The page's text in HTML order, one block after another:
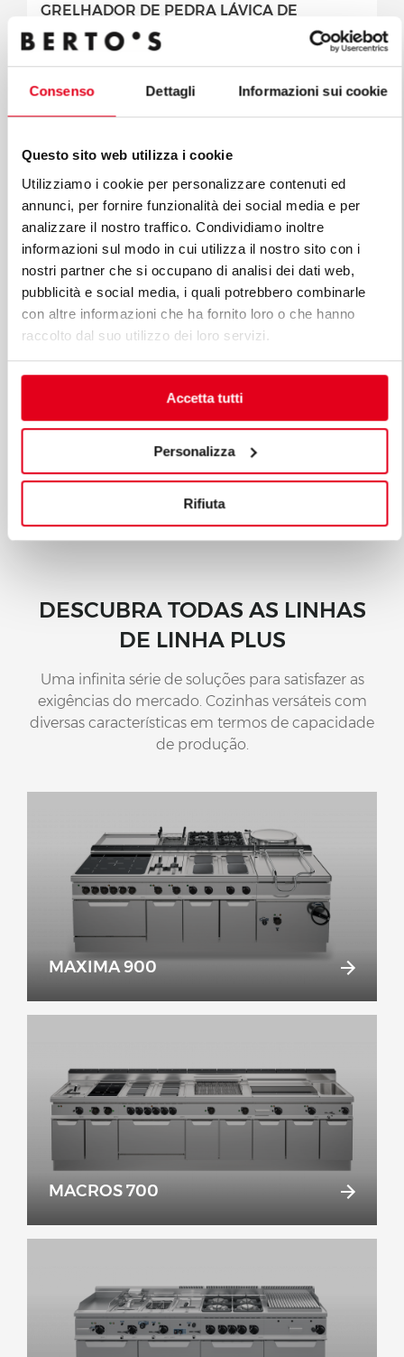
Consenso Dettagli Informazioni sui cookie
Questo sito web utilizza i cookie
Utilizziamo i cookie per personalizzare contenuti ed
annunci, per fornire funzionalità dei social media e per
analizzare il nostro traffico. Condividiamo inoltre
informazioni sul modo in cui utilizza il nostro sito con i
nostri partner che si occupano di analisi dei dati web,
pubblicità e social media, i quali potrebbero combinarle
con altre informazioni che ha fornito loro o che hanno
raccolto dal suo utilizzo dei loro servizi.
Accetta tutti
Personalizza
Rifiuta
GRELHADOR DE PEDRA LÁVICA DE
BANCADA
Mod. PLG80B/G
GRELHADOR DE PEDRA LÁVICA COM
MÓVEL
DESCUBRA TODAS AS LINHAS
DE LINHA PLUS
Uma infinita série de soluções para satisfazer as
exigências do mercado. Cozinhas versáteis com
diversas características em termos de capacidade
de produção.
MAXIMA 900
MACROS 700